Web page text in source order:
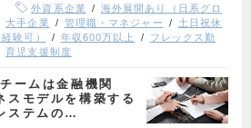
外資系企業
海外展開あり（日系グロ
大手企業 管理職・マネジャー
土日祝休
験可） 年収600万以上
フレックス勤
育児支援制度
ームは金融機関
スモデルを構築する
ステムの…